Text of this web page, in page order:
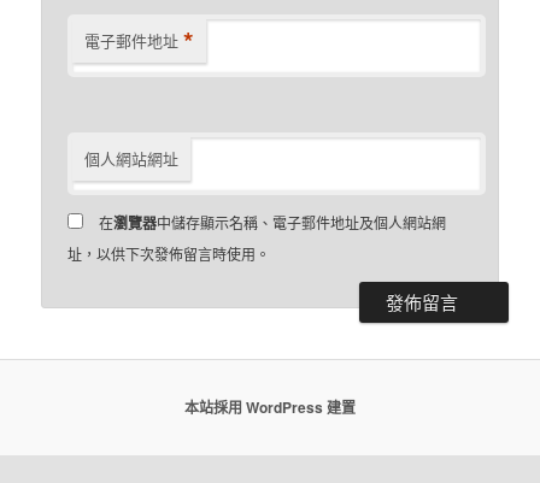
電子郵件地址 *
個人網站網址
在瀏覽器中儲存顯示名稱、電子郵件地址及個人網站網
址，以供下次發佈留言時使用。
本站採用 WordPress 建置